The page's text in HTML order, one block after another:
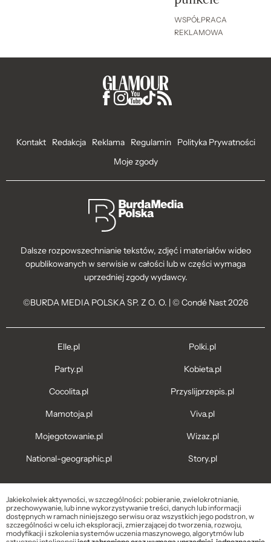
WSPÓŁPRACA
REKLAMOWA
Kontakt Redakcja Reklama Regulamin
Polityka Prywatności
Moje zgody
Dalsze rozpowszechnianie tekstów, zdjęć i materiałów wideo
opublikowanych w serwisie w całości lub w części wymaga
uprzedniej zgody wydawcy.
©BURDA MEDIA POLSKA SP. Z O. O. | © Condé Nast 2026
Elle.pl
Party.pl
Cocolita.pl
Mamotoja.pl
Mojegotowanie.pl
National-geographic.pl
Polki.pl
Kobieta.pl
Przyslijprzepis.pl
Viva.pl
Wizaz.pl
Story.pl
Jakiekolwiek aktywności, w szczególności: pobieranie, zwielokrotnianie,
przechowywanie, lub inne wykorzystywanie treści, danych lub informacji
dostępnych w ramach niniejszego serwisu oraz wszystkich jego podstron, w
szczególności w celu ich eksploracji, zmierzającej do tworzenia, rozwoju,
modyfikacji i szkolenia systemów uczenia maszynowego, algorytmów lub